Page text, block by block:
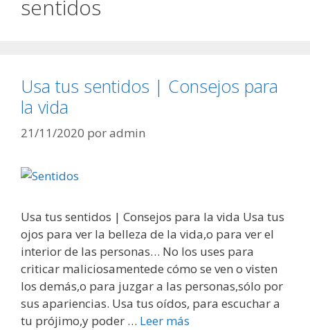
sentidos
Usa tus sentidos | Consejos para
la vida
21/11/2020 poradmin
Usa tus sentidos | Consejos para la vida Usa tus
ojos para ver la belleza de la vida,o para ver el
interior de las personas… No los uses para
criticar maliciosamentede cómo se ven o visten
los demás,o para juzgar a las personas,sólo por
sus apariencias. Usa tus oídos, para escuchar a
tu prójimo,y poder … Leer más